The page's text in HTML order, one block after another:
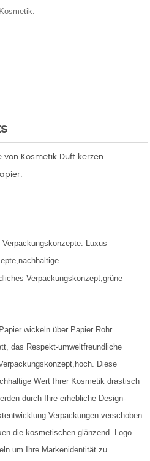
von Kosmetik Duft kerzen
:
Luxus
Verpackungskonzept,grüne
wickeln über Papier Rohr
das Respekt-umweltfreundliche
Diese
Wert Ihrer Kosmetik drastisch
durch Ihre erhebliche Design-
Verpackungen verschoben.
die kosmetischen glänzend. Logo
um Ihre Markenidentität zu